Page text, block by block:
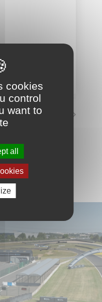
Circuit fermé
COMPLET
cookies
control
want to
all